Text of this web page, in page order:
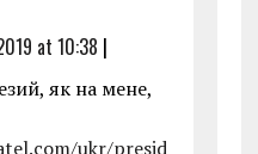
at 10:38 |
як на мене,
ukr/presid